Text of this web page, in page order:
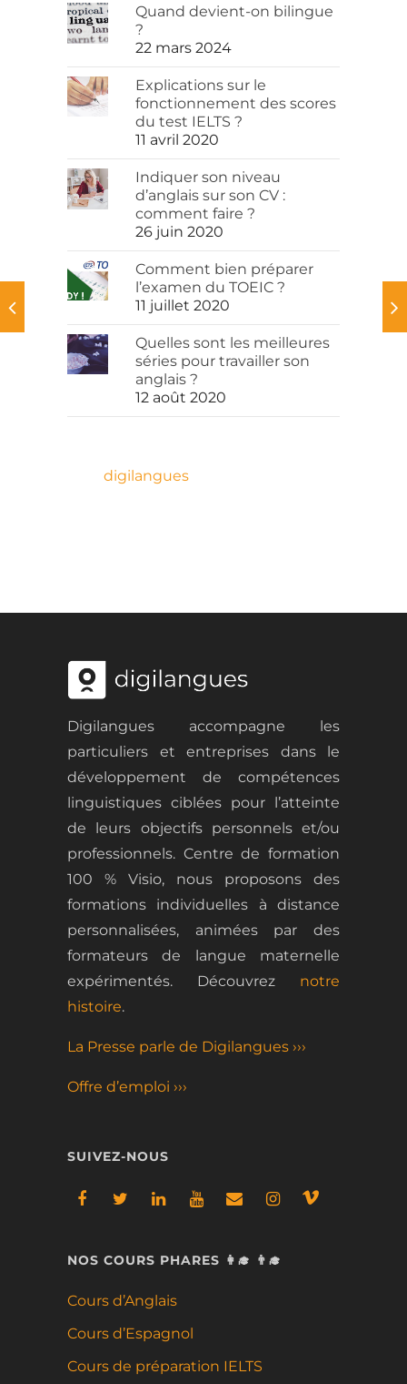
Quand devient-on bilingue
?
22 mars 2024
Explications sur le
fonctionnement des scores
du test IELTS ?
11 avril 2020
Indiquer son niveau
d’anglais sur son CV :
comment faire ?
26 juin 2020
Comment bien préparer
l’examen du TOEIC ?
11 juillet 2020
Quelles sont les meilleures
séries pour travailler son
anglais ?
12 août 2020
digilangues
Digilangues accompagne les
particuliers et entreprises dans le
développement de
compétences
linguistiques ciblées pour l’atteinte
de leurs objectifs personnels et/ou
professionnels. Centre de formation
100 % Visio, nous proposons des
formations individuelles à distance
personnalisées, animées par des
formateurs de langue maternelle
expérimentés. Découvrez notre
histoire.
La Presse parle de Digilangues ›››
Offre d’emploi ›››
SUIVEZ-NOUS
NOS COURS PHARES 👩‍🎓 👨‍🎓
Cours d’Anglais
Cours d’Espagnol
Cours de préparation IELTS